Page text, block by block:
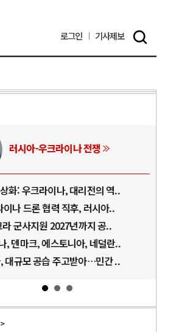
로그인 기사제보
러시아-우크라이나 전쟁
화: 우크라이나, 대리전의 역..
이나 드론 협력 직후, 러시아..
군사지원 2027년까지 공..
, 덴마크, 에스토니아, 네덜란..
대규모 공습 주고받아…민간 ..